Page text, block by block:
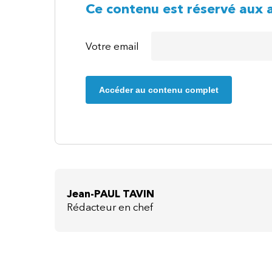
Ce contenu est réservé aux
Votre email
Accéder au contenu complet
Jean-PAUL TAVIN
Rédacteur en chef